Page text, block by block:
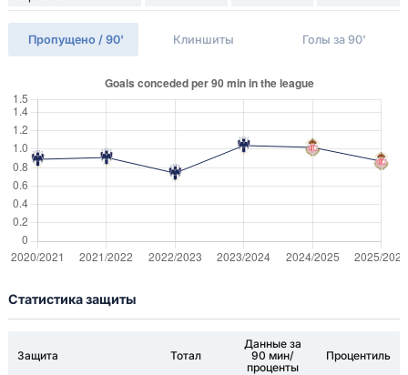
Пропущено / 90' Клиншиты Голы за 90'
Статистика защиты
Защита Тотал
Данные за
90 мин/
проценты
Процентиль